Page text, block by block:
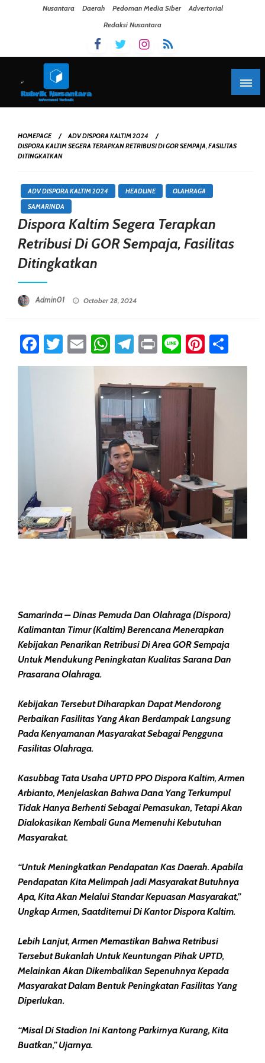
Nusantara Daerah Pedoman Media Siber
Advertorial
Redaksi Nusantara
HOMEPAGE
ADV DISPORA KALTIM 2024
DISPORA KALTIM SEGERA TERAPKAN RETRIBUSI DI GOR SEMPAJA, FASILITAS
DITINGKATKAN
ADV DISPORA KALTIM 2024 HEADLINE
OLAHRAGA
SAMARINDA
Dispora Kaltim Segera Terapkan
Retribusi Di GOR Sempaja, Fasilitas
Ditingkatkan
Admin01 October 28, 2024
Facebook
Twitter
EmailWhatsApp
Telegram
PrintLine
Samarinda – Dinas Pemuda Dan Olahraga (Dispora)
Kalimantan Timur (Kaltim) Berencana Menerapkan
Kebijakan Penarikan Retribusi Di Area GOR Sempaja
Untuk Mendukung Peningkatan Kualitas Sarana Dan
Prasarana Olahraga.
Kebijakan Tersebut Diharapkan Dapat Mendorong
Perbaikan Fasilitas Yang Akan Berdampak Langsung
Pada Kenyamanan Masyarakat Sebagai Pengguna
Fasilitas Olahraga.
Kasubbag Tata Usaha UPTD PPO Dispora Kaltim, Armen
Arbianto, Menjelaskan Bahwa Dana Yang Terkumpul
Tidak Hanya Berhenti Sebagai Pemasukan, Tetapi Akan
Dialokasikan Kembali Guna Memenuhi Kebutuhan
Masyarakat.
“Untuk Meningkatkan Pendapatan Kas Daerah. Apabila
Pendapatan Kita Melimpah Jadi Masyarakat Butuhnya
Apa, Kita Akan Melalui Standar Kepuasan Masyarakat,”
Ungkap Armen, Saatditemui Di Kantor Dispora Kaltim.
Lebih Lanjut, Armen Memastikan Bahwa Retribusi
Tersebut Bukanlah Untuk Keuntungan Pihak UPTD,
Melainkan Akan Dikembalikan Sepenuhnya Kepada
Masyarakat Dalam Bentuk Peningkatan Fasilitas Yang
Diperlukan.
“Misal Di Stadion Ini Kantong Parkirnya Kurang, Kita
Buatkan,” Ujarnya.